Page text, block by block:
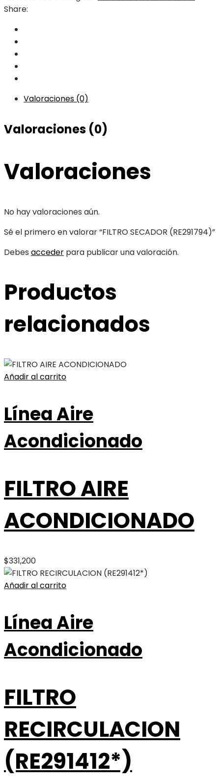
Share:
Valoraciones (0)
Valoraciones (0)
Valoraciones
No hay valoraciones aún.
Sé el primero en valorar “FILTRO SECADOR (RE291794)”
Debes acceder para publicar una valoración.
Productos
relacionados
Añadir al carrito
Línea Aire
Acondicionado
FILTRO AIRE
ACONDICIONADO
$331,200
Añadir al carrito
Línea Aire
Acondicionado
FILTRO
RECIRCULACION
(RE291412*)